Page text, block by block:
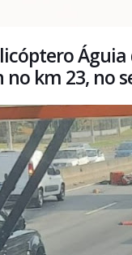
Águia
no km 23, no